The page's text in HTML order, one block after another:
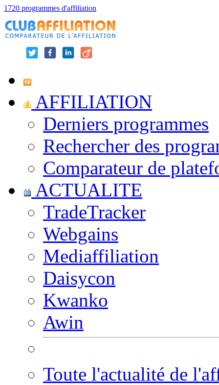
1720 programmes d'affiliation
AFFILIATION
Derniers programmes
Rechercher des
Comparateur de
ACTUALITE
TradeTracker
Webgains
Mediaffiliation
Daisycon
Kwanko
Awin
Toute l'actualité de